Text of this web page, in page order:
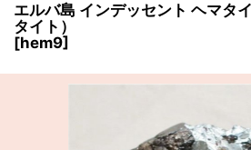
エルバ島 インデッセント ヘマタ
タイト）
[hem9]